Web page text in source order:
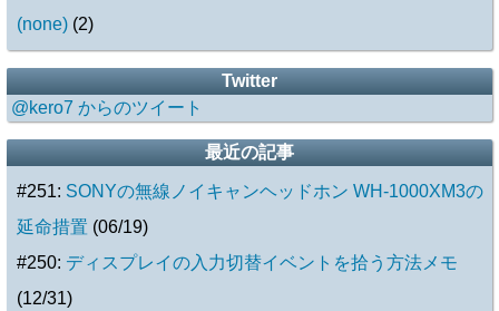
(none) (2)
Twitter
@kero7 からのツイート
最近の記事
#251: SONYの無線ノイキャンヘッドホン WH-1000XM3の
延命措置 (06/19)
#250: ディスプレイの入力切替イベントを拾う方法メモ
(12/31)